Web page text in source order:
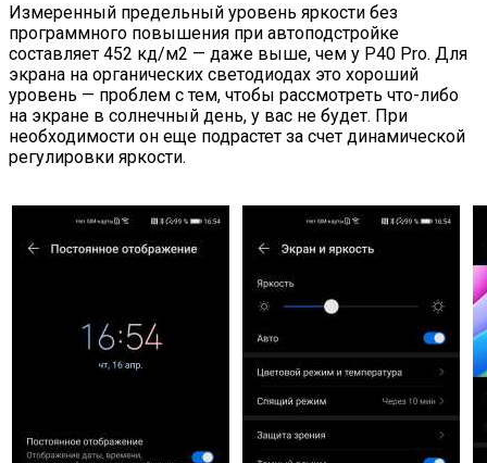
Измеренный предельный уровень яркости без
программного повышения при автоподстройке
составляет 452 кд/м2 — даже выше, чем у P40 Pro. Для
экрана на органических светодиодах это хороший
уровень — проблем с тем, чтобы рассмотреть что-либо
на экране в солнечный день, у вас не будет. При
необходимости он еще подрастет за счет динамической
регулировки яркости.